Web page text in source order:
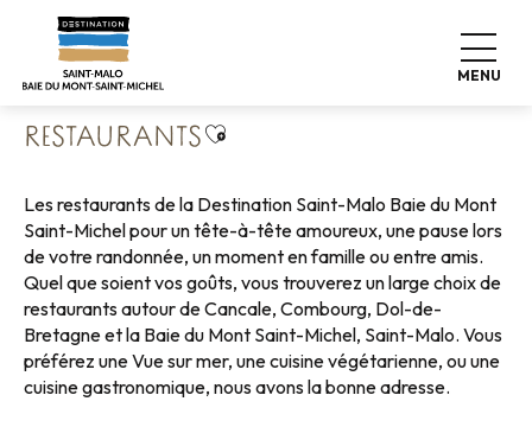
contenu
MENU
Accueil Vivre comme chez nous
Restaurants
RESTAURANTSAjouter aux favoris
Les restaurants de la Destination Saint-Malo Baie du Mont
Saint-Michel pour un tête-à-tête amoureux, une pause lors
de votre randonnée, un moment en famille ou entre amis.
Quel que soient vos goûts, vous trouverez un large choix de
restaurants autour de Cancale, Combourg, Dol-de-
Bretagne et la Baie du Mont Saint-Michel, Saint-Malo. Vous
préférez une Vue sur mer, une cuisine végétarienne, ou une
cuisine gastronomique, nous avons la bonne adresse.